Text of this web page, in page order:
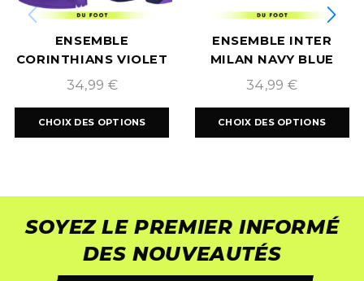
ENSEMBLE
CORINTHIANS VIOLET
2025/2026
34,99 €
CHOIX DES OPTIONS
ENSEMBLE INTER
MILAN NAVY BLUE
2025/2026
34,99 €
CHOIX DES OPTIONS
SOYEZ LE PREMIER INFORMÉ
DES NOUVEAUTÉS